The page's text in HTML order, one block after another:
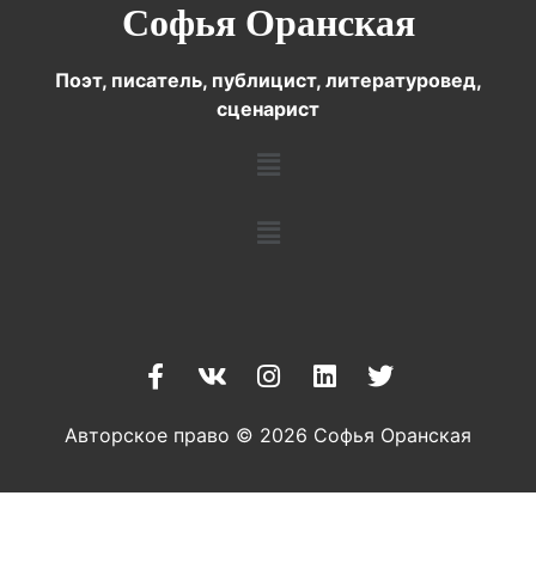
Софья Оранская
Поэт, писатель, публицист, литературовед,
сценарист
Авторское право © 2026 Софья Оранская